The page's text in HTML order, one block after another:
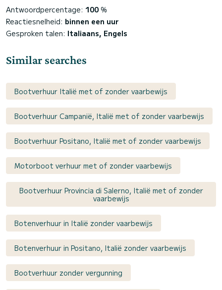
Antwoordpercentage: 100 %
Reactiesnelheid: binnen een uur
Gesproken talen: Italiaans, Engels
Similar searches
Bootverhuur Italië met of zonder vaarbewijs
Bootverhuur Campanië, Italië met of zonder vaarbewijs
Bootverhuur Positano, Italië met of zonder vaarbewijs
Motorboot verhuur met of zonder vaarbewijs
Bootverhuur Provincia di Salerno, Italië met of zonder
vaarbewijs
Botenverhuur in Italië zonder vaarbewijs
Botenverhuur in Positano, Italië zonder vaarbewijs
Bootverhuur zonder vergunning